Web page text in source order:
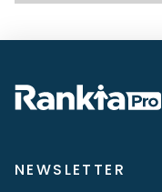
NEWSLETTER